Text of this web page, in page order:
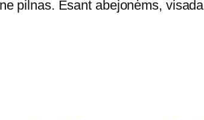
pilnas. Esant abejonėms,